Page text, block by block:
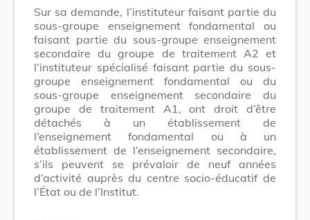
Sur sa demande, l’instituteur faisant partie du
sous-groupe enseignement fondamental ou
faisant partie du sous-groupe enseignement
secondaire du groupe de traitement A2 et
l’instituteur spécialisé faisant partie du sous-
groupe enseignement fondamental ou du
sous-groupe enseignement secondaire du
groupe de traitement A1, ont droit d’être
détachés à un établissement de
l’enseignement fondamental ou à un
établissement de l’enseignement secondaire,
s’ils peuvent se prévaloir de neuf années
d’activité auprès du centre socio-éducatif de
l’État ou de l’Institut.